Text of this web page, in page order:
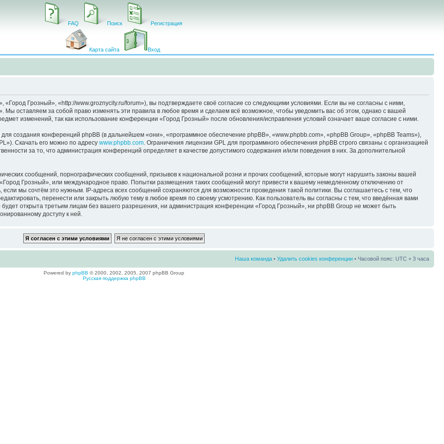
FAQ Поиск Регистрация
Карта сайта Вход
Грозный», «http://www.groznycity.ru/forum»), вы подтверждаете своё согласие со следующими условиями. Если вы не согласны с ними,
оставляем за собой право изменять эти правила в любое время и сделаем всё возможное, чтобы уведомить вас об этом, однако с вашей
изменений, так как использование конференции «Город Грозный» после обновления/исправления условий означает ваше согласие с ними.
создания конференций phpBB (в дальнейшем «они», «программное обеспечение phpBB», «www.phpbb.com», «phpBB Group», «phpBB Teams»),
Скачать его можно по адресу www.phpbb.com. Ограничения лицензии GPL для программного обеспечения phpBB строго связаны с организацией
за то, что администрация конференций определяет в качестве допустимого содержания и/или поведения в них. За дополнительной
сообщений, порнографических сообщений, призывов к национальной розни и прочих сообщений, которые могут нарушить законы вашей
Грозный», или международное право. Попытки размещения таких сообщений могут привести к вашему немедленному отключению от
мы сочтём это нужным. IP-адреса всех сообщений сохраняются для возможности проведения такой политики. Вы соглашаетесь с тем, что
перенести или закрыть любую тему в любое время по своему усмотрению. Как пользователь вы согласны с тем, что введённая вами
открыта третьим лицам без вашего разрешения, ни администрация конференции «Город Грозный», ни phpBB Group не может быть
доступу к ней.
Наша команда • Удалить cookies конференции • Часовой пояс: UTC + 3 часа
Powered by phpBB © 2000, 2002, 2005, 2007 phpBB Group
Русская поддержка phpBB